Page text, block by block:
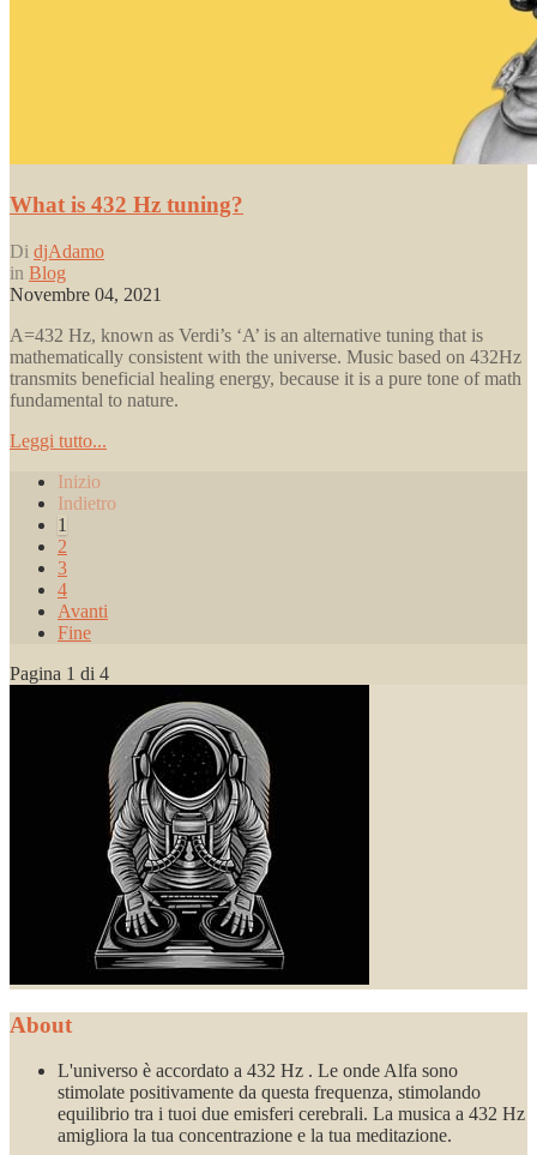
What is 432 Hz tuning?
Di djAdamo
in Blog
Novembre 04, 2021
A=432 Hz, known as Verdi’s ‘A’ is an alternative tuning that is
mathematically consistent with the universe. Music based on 432Hz
transmits beneficial healing energy, because it is a pure tone of math
fundamental to nature.
Leggi tutto...
Inizio
Indietro
1
2
3
4
Avanti
Fine
Pagina 1 di 4
About
L'universo è accordato a 432 Hz . Le onde Alfa sono
stimolate positivamente da questa frequenza, stimolando
equilibrio tra i tuoi due emisferi cerebrali. La musica a 432 Hz
amigliora la tua concentrazione e la tua meditazione.